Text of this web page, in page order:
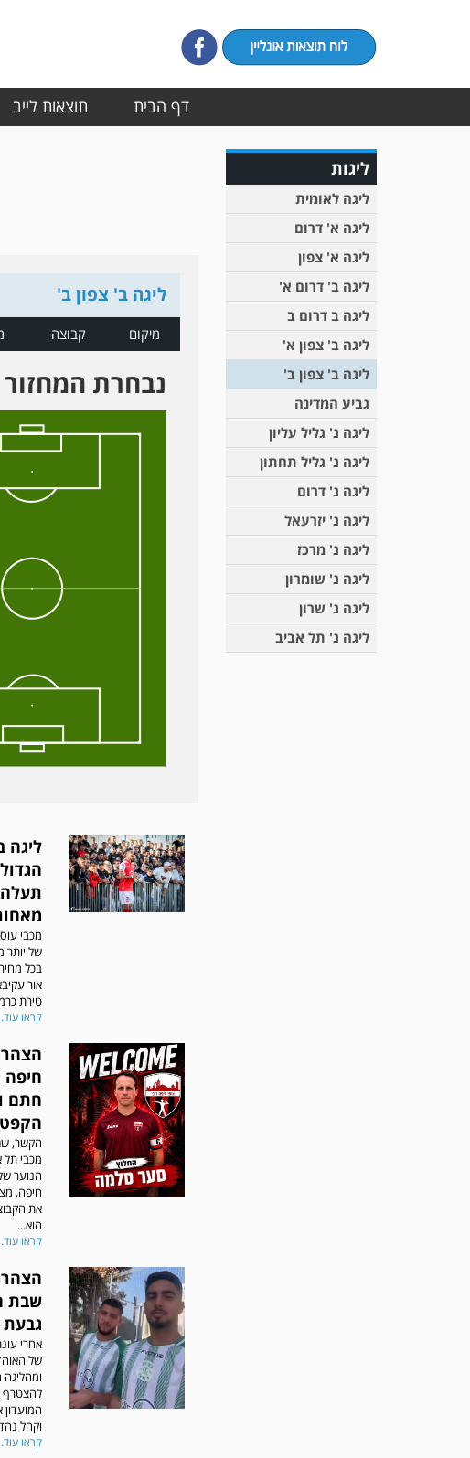
דף הבית תוצאות לייב
ליגות
ליגה לאומית
ליגה א' דרום
ליגה א' צפון
ליגה ב' דרום א'
ליגה ב דרום ב
ליגה ב' צפון א'
ליגה ב' צפון ב'
גביע המדינה
ליגה ג' גליל עליון
ליגה ג' גליל תחתון
ליגה ג' דרום
ליגה ג' יזרעאל
ליגה ג' מרכז
ליגה ג' שומרון
ליגה ג' שרון
ליגה ג' תל אביב
ליגה ב' צפון ב'
מיקום קבוצה
נבחרת המחזור
ליגה
מכבי
של יותר
בכל
אור
טירת
קראו
חיפה
חתם
הקשר,
מכבי תל
הנוער
חיפה,
את
הוא...
קראו
שבת
גבעת
אחרי
של
להצטרף
המועדון
וקהל
קראו